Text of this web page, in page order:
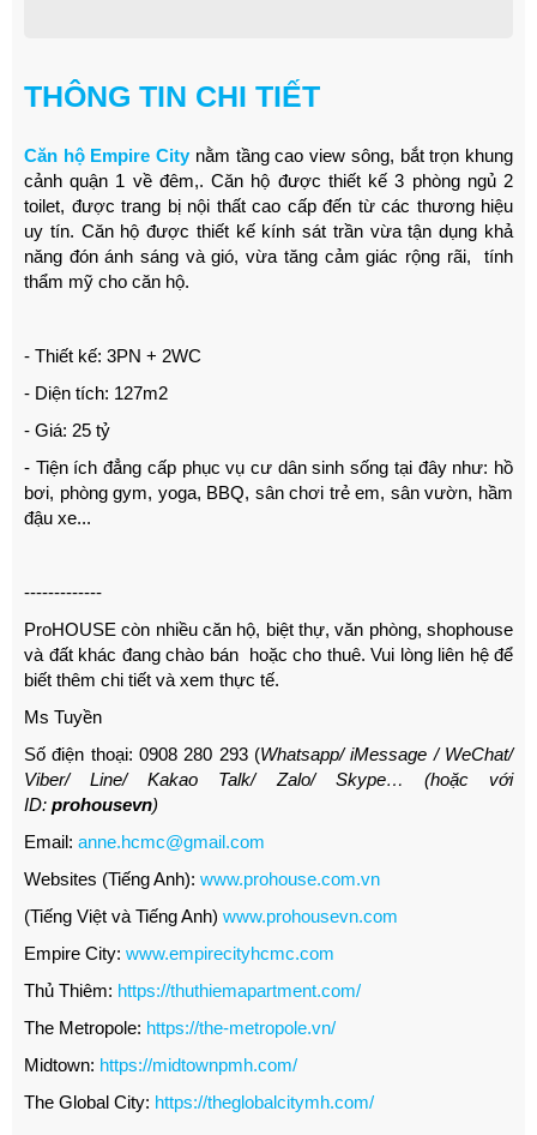
THÔNG TIN CHI TIẾT
Căn hộ Empire Citynằm tầng cao view sông, bắt trọn khung
cảnh quận 1 về đêm,. Căn hộ được thiết kế 3 phòng ngủ 2
toilet, được trang bị nội thất cao cấp đến từ các thương hiệu
uy tín. Căn hộ được thiết kế kính sát trần vừa tận dụng khả
năng đón ánh sáng và gió, vừa tăng cảm giác rộng rãi, tính
thẩm mỹ cho căn hộ.
- Thiết kế: 3PN + 2WC
- Diện tích: 127m2
- Giá: 25 tỷ
- Tiện ích đẳng cấp phục vụ cư dân sinh sống tại đây như: hồ
bơi, phòng gym, yoga, BBQ, sân chơi trẻ em, sân vườn, hầm
đậu xe...
-------------
ProHOUSE còn nhiều căn hộ, biệt thự, văn phòng, shophouse
và đất khác đang chào bán hoặc cho thuê. Vui lòng liên hệ để
biết thêm chi tiết và xem thực tế.
Ms Tuyền
Số điện thoại: 0908 280 293 (Whatsapp/ iMessage / WeChat/
Viber/ Line/ Kakao Talk/ Zalo/ Skype… (hoặc với
ID: prohousevn)
Email: anne.hcmc@gmail.com
Websites (Tiếng Anh): www.prohouse.com.vn
(Tiếng Việt và Tiếng Anh) www.prohousevn.com
Empire City: www.empirecityhcmc.com
Thủ Thiêm: https://thuthiemapartment.com/
The Metropole: https://the-metropole.vn/
Midtown: https://midtownpmh.com/
The Global City: https://theglobalcitymh.com/